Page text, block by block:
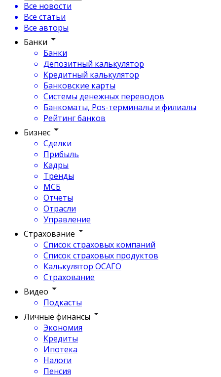
Все новости
Все статьи
Все авторы
Банки
Банки
Депозитный калькулятор
Кредитный калькулятор
Банковские карты
Системы денежных переводов
Банкоматы, Pos-терминалы и филиалы
Рейтинг банков
Бизнес
Сделки
Прибыль
Кадры
Тренды
МСБ
Отчеты
Отрасли
Управление
Страхование
Список страховых компаний
Список страховых продуктов
Калькулятор ОСАГО
Страхование
Видео
Подкасты
Личные финансы
Экономия
Кредиты
Ипотека
Налоги
Пенсия